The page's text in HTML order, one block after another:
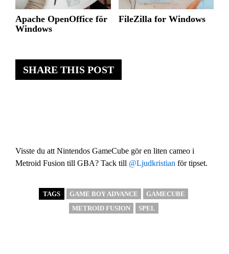
SHARE THIS POST
Visste du att Nintendos GameCube gör en liten cameo i
Metroid Fusion till GBA? Tack till @Ljudkristian för tipset.
TAGS GAME BOY ADVANCE
GAMECUBE
METROID FUSION
SPEL
Apache OpenOffice för
Windows
FileZilla for Windows